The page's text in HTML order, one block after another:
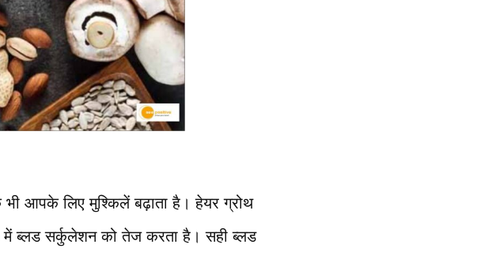
आपके लिए मुश्किलें बढ़ाता है। हेयर ग्रोथ
ब्लड सर्कुलेशन को तेज करता है। सही ब्लड